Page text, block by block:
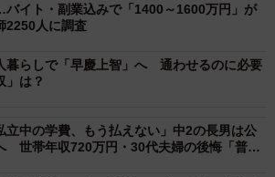
イト・副業込みで「1400～1600万円」が
人に調査
暮らしで「早慶上智」へ 通わせるのに必要
」は？
立中の学費、もう払えない」中2の長男は公
世帯年収720万円・30代夫婦の後悔「普通